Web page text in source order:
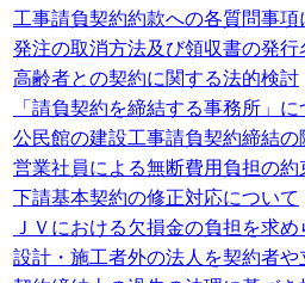
工事請負契約約款への各質問事
発注の取消方法及び領収書の発
高齢者との契約に関する法的検討
「請負契約を締結する事務所」に
公民館の建設工事請負契約締結の
営業社員による無断費用負担の約
下請基本契約の修正対応について
ＪＶにおける欠損金の負担を求
設計・施工者外の法人を契約者